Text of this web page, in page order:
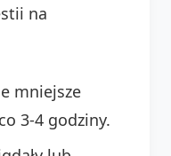
na
mniejsze
3-4 godziny.